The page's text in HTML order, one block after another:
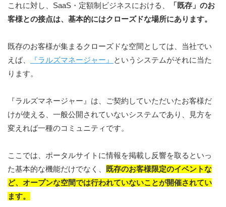
これに対し、SaaS・定額制ビジネスにおける、
「既存」のお
客様との接点は、基本的にはクローズドな場所にあります。
既存のお客様が集まるクローズドな空間としては、当社でい
えば、
『ラルズマネージャー』
というシステムがそれに当た
ります。
『ラルズマネージャー』は、ご契約していただいたお客様だ
けが使える、一般公開されていないシステムであり、見方を
変えれば一種のコミュニティです。
ここでは、ポータルサイトに情報を掲載し反響を取るといっ
た基本的な機能だけでなく、
既存のお客様限定のイベントな
ど、オープンな空間では行われていないことが開催されてい
ます。